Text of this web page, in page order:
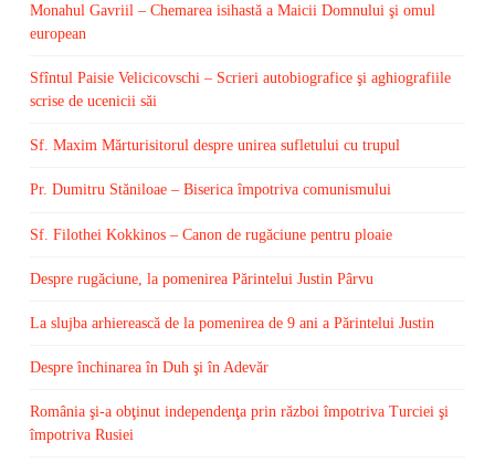
Monahul Gavriil – Chemarea isihastă a Maicii Domnului şi omul
european
Sfîntul Paisie Velicicovschi – Scrieri autobiografice şi aghiografiile
scrise de ucenicii săi
Sf. Maxim Mărturisitorul despre unirea sufletului cu trupul
Pr. Dumitru Stăniloae – Biserica împotriva comunismului
Sf. Filothei Kokkinos – Canon de rugăciune pentru ploaie
Despre rugăciune, la pomenirea Părintelui Justin Pârvu
La slujba arhierească de la pomenirea de 9 ani a Părintelui Justin
Despre închinarea în Duh şi în Adevăr
România şi-a obţinut independenţa prin război împotriva Turciei şi
împotriva Rusiei